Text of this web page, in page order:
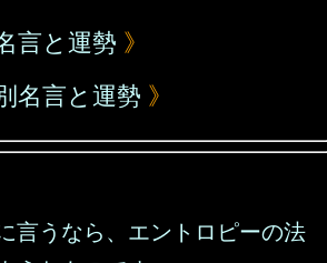
言と運勢 》
名言と運勢 》
言うなら、エントロピーの法